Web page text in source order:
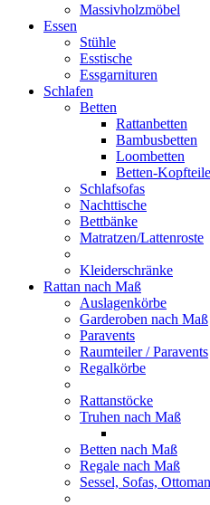
Massivholzmöbel
Essen
Stühle
Esstische
Essgarnituren
Schlafen
Betten
Rattanbetten
Bambusbetten
Loombetten
Betten-
Schlafsofas
Nachttische
Bettbänke
Matratzen/Lattenroste
Kleiderschränke
Rattan nach Maß
Auslagenkörbe
Garderoben nach Maß
Paravents
Raumteiler / Paravents
Regalkörbe
Rattanstöcke
Truhen nach Maß
Betten nach Maß
Regale nach Maß
Sessel, Sofas,